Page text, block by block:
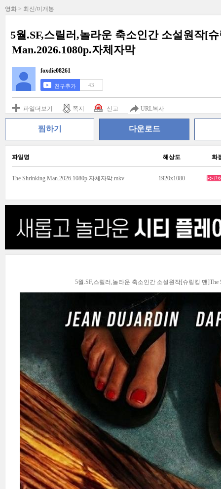
영화 > 최신/미개봉
5월.SF,스릴러,놀라운 축소인간 소설원작[
Man.2026.1080p.자체자막
foxdie08261
친구추가 43
파일더보기 쪽지 신고 URL복사
찜하기 다운로드
파일명 해상도 화
The Shrinking Man.2026.1080p.자체자막.mkv 1920x1080
5월.SF,스릴러,놀라운 축소인간 소설원작[슈링킹 맨]The